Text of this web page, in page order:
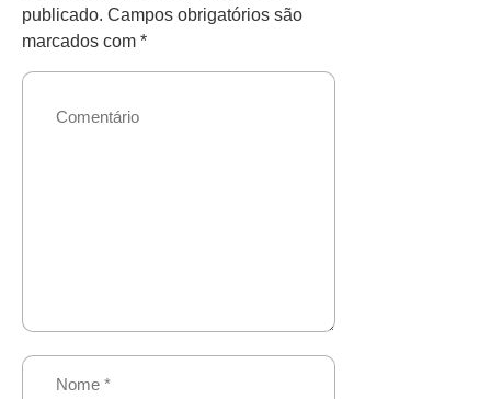
publicado. Campos obrigatórios são
marcados com *